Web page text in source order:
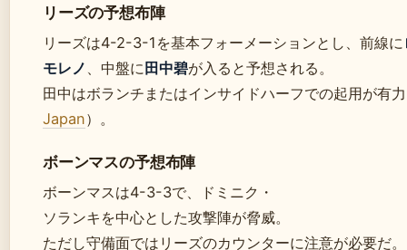
リーズの予想布陣
リーズは4-2-3-1を基本フォーメーションとし、前線に
モレノ 、中盤に 田中碧が入ると予想される。
田中はボランチまたはインサイドハーフでの起用が有
Japan）。
ボーンマスの予想布陣
ボーンマスは4-3-3で、ドミニク・
ソランキを中心とした攻撃陣が脅威。
ただし守備面ではリーズのカウンターに注意が必要だ。